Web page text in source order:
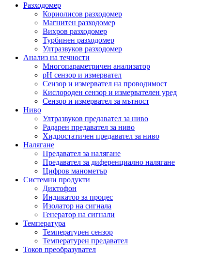
Разходомер
Кориолисов разходомер
Магнитен разходомер
Вихров разходомер
Турбинен разходомер
Ултразвуков разходомер
Анализ на течности
Многопараметричен анализатор
pH сензор и измервател
Сензор и измервател на проводимост
Кислороден сензор и измервателен уред
Сензор и измервател за мътност
Ниво
Ултразвуков предавател за ниво
Радарен предавател за ниво
Хидростатичен предавател за ниво
Налягане
Предавател за налягане
Предавател за диференциално налягане
Цифров манометър
Системни продукти
Диктофон
Индикатор за процес
Изолатор на сигнала
Генератор на сигнали
Температура
Температурен сензор
Температурен предавател
Токов преобразувател